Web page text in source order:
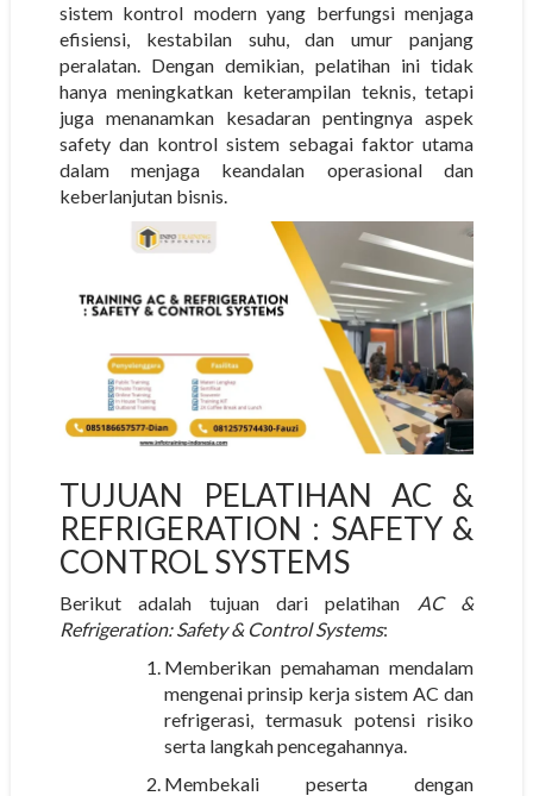
sistem kontrol modern yang berfungsi menjaga
efisiensi, kestabilan suhu, dan umur panjang
peralatan. Dengan demikian, pelatihan ini tidak
hanya meningkatkan keterampilan teknis, tetapi
juga menanamkan kesadaran pentingnya aspek
safety dan kontrol sistem sebagai faktor utama
dalam menjaga keandalan operasional dan
keberlanjutan bisnis.
TUJUAN PELATIHAN AC &
REFRIGERATION : SAFETY &
CONTROL SYSTEMS
Berikut adalah tujuan dari pelatihan AC &
Refrigeration: Safety & Control Systems:
Memberikan pemahaman mendalam
mengenai prinsip kerja sistem AC dan
refrigerasi, termasuk potensi risiko
serta langkah pencegahannya.
Membekali peserta dengan